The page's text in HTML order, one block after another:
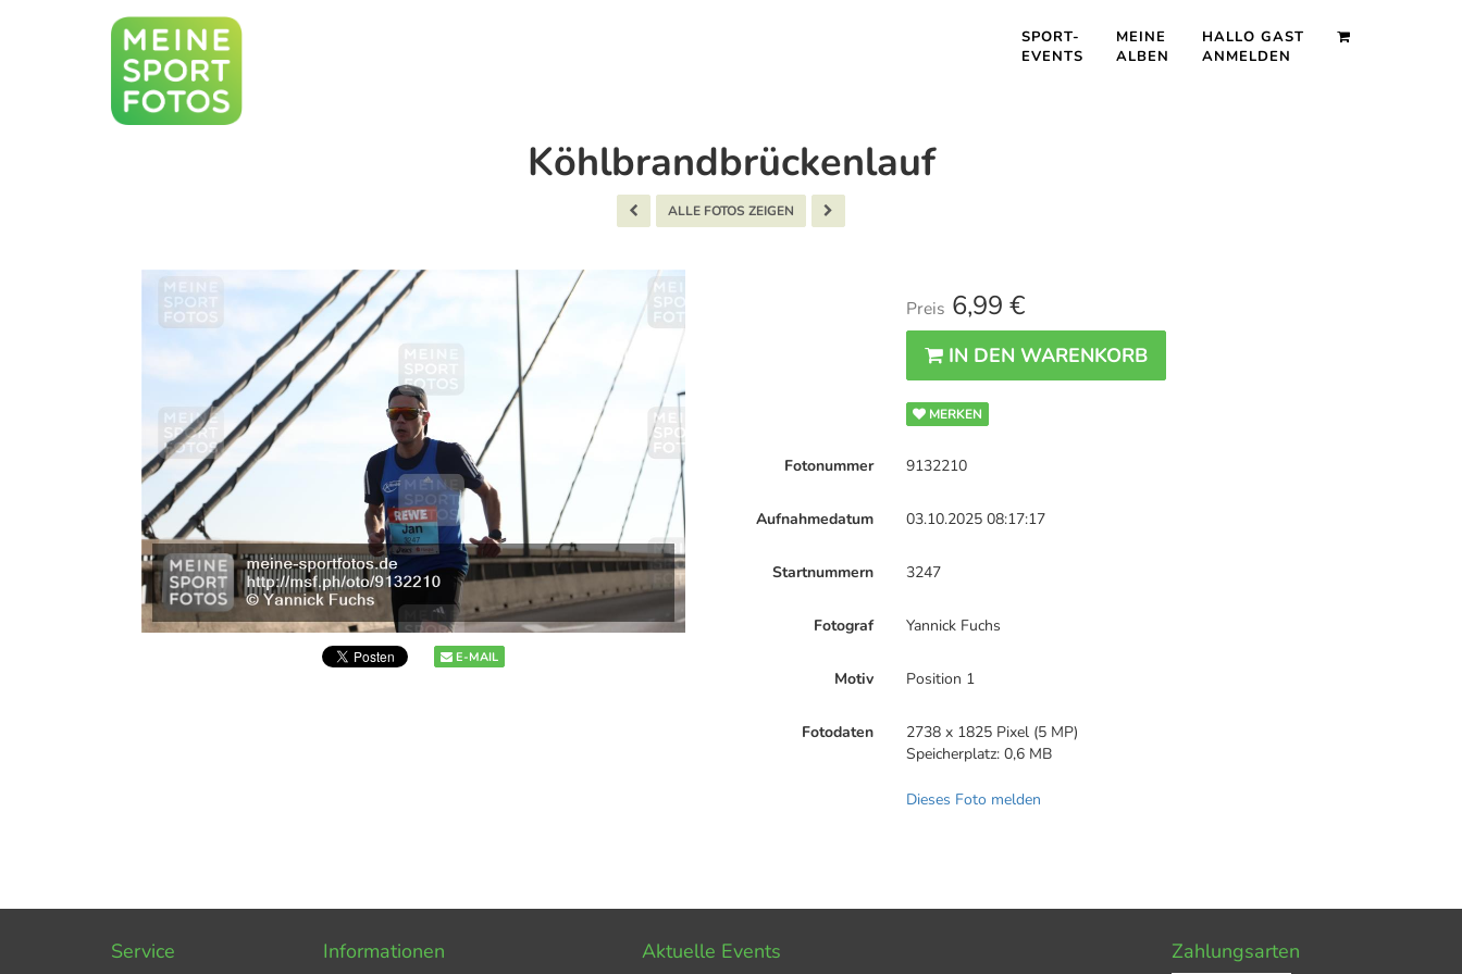
SPORT-
EVENTS
MEINE
ALBEN
HALLO GAST
ANMELDEN
Köhlbrandbrückenlauf
ALLE FOTOS ZEIGEN
E-MAIL
Preis 6,99 €
IN DEN WARENKORB
MERKEN
Fotonummer 9132210
Aufnahmedatum 03.10.2025 08:17:17
Startnummern 3247
Fotograf Yannick Fuchs
Motiv Position 1
Fotodaten
2738 x 1825 Pixel (5 MP)
Speicherplatz: 0,6 MB
Dieses Foto melden
Service Informationen Aktuelle Events Zahlungsarten